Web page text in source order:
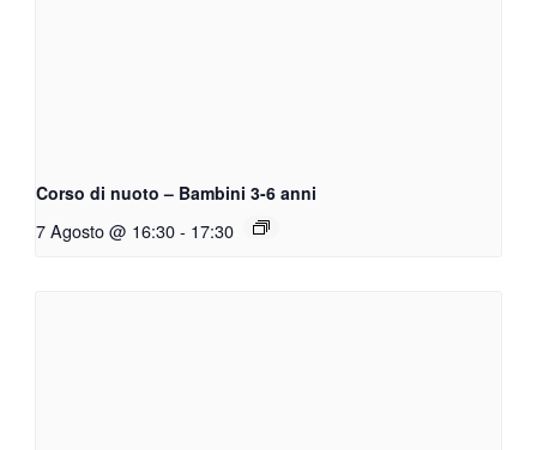
Corso di nuoto – Bambini 3-6 anni
7 Agosto @ 16:30 - 17:30